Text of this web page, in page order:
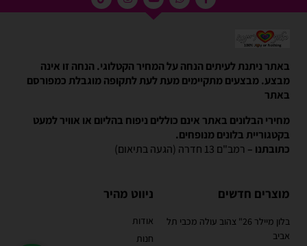
באתר ניתנת לעיתים הנחה על המחיר הקטלוגי. הנחה זו אינה
מבצע. מבצעים מתקיימים מעת לעת לתקופה מוגבלת כמפורסם
באתר
מחירי הבלונים באתר אינם כוללים ניפוח בהליום או אוויר למעט
בקטגוריית בלונים מנופחים.
כתובתנו – רמב"ם 13 חדרה (הגעה בתיאום)
מוצרים חדשים
בלון מיילר 26" צהוב עולה מכבי תל
אביב
ניווט מהיר
אודות
חנות